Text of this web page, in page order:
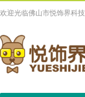
欢迎光临佛山市悦饰界科